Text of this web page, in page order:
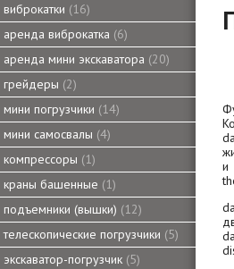
виброкатки
16
аренда виброкатка 6
аренда мини экскаватора 20
грейдеры 2
мини погрузчики
14
мини самосвалы 4
компрессоры
1
краны башенные
1
подъемники (вышки)
12
телескопические погрузчики 5
экскаватор-погрузчик 5
Ф
и